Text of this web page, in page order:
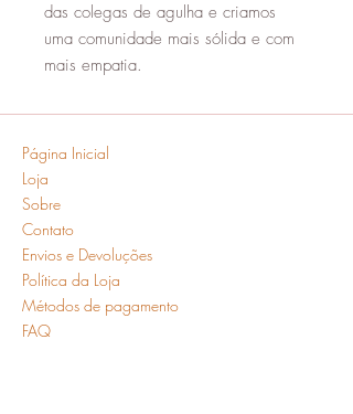
das colegas de agulha e criamos
uma comunidade mais sólida e com
mais empatia.
Página Inicial
Loja
Sobre
Contato
Envios e Devoluções
Política da Loja
Métodos de pagamento
FAQ